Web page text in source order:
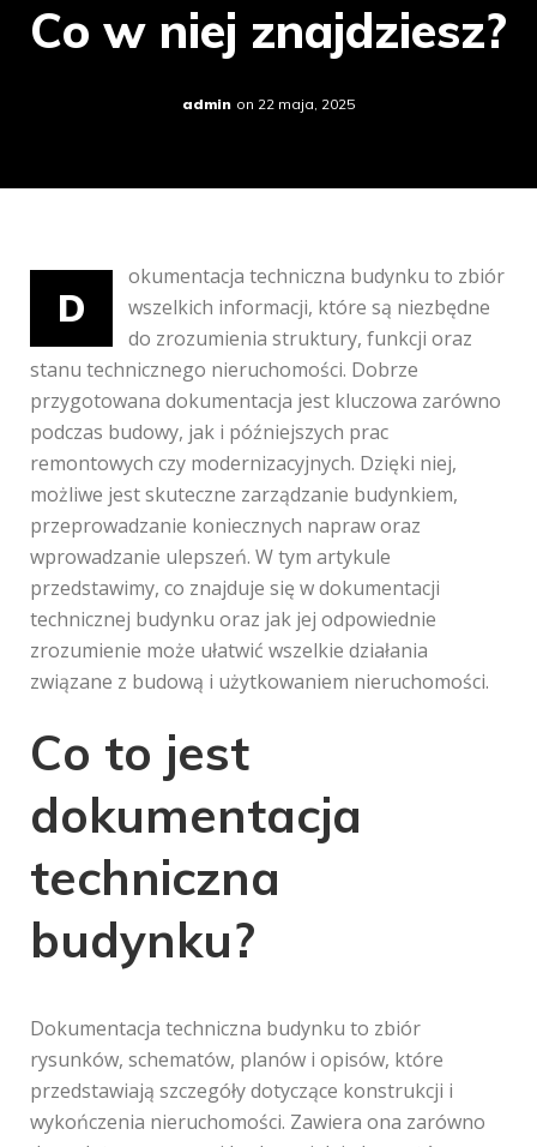
Co w niej znajdziesz?
admin on 22 maja, 2025
D
okumentacja techniczna budynku to zbiór
wszelkich informacji, które są niezbędne
do zrozumienia struktury, funkcji oraz
stanu technicznego nieruchomości. Dobrze
przygotowana dokumentacja jest kluczowa zarówno
podczas budowy, jak i późniejszych prac
remontowych czy modernizacyjnych. Dzięki niej,
możliwe jest skuteczne zarządzanie budynkiem,
przeprowadzanie koniecznych napraw oraz
wprowadzanie ulepszeń. W tym artykule
przedstawimy, co znajduje się w dokumentacji
technicznej budynku oraz jak jej odpowiednie
zrozumienie może ułatwić wszelkie działania
związane z budową i użytkowaniem nieruchomości.
Co to jest
dokumentacja
techniczna
budynku?
Dokumentacja techniczna budynku to zbiór
rysunków, schematów, planów i opisów, które
przedstawiają szczegóły dotyczące konstrukcji i
wykończenia nieruchomości. Zawiera ona zarówno